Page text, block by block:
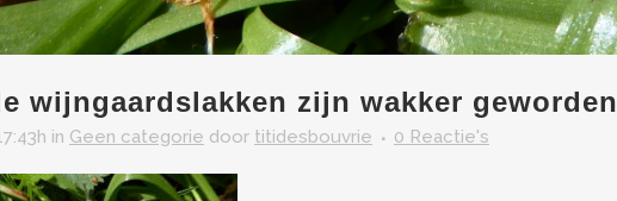
wijngaardslakken zijn wakker geworden
in Geen categorie door titidesbouvrie 0 Reactie's